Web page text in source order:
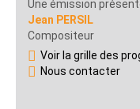
Une émission
Jean PERSIL
Compositeur
Voir la grille des
Nous contacter